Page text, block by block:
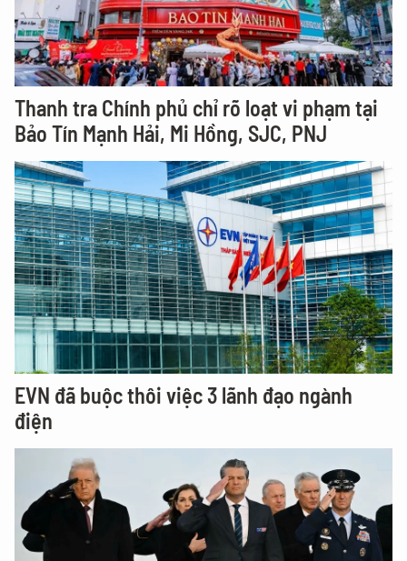
Thanh tra Chính phủ chỉ rõ loạt vi phạm tại
Bảo Tín Mạnh Hải, Mi Hồng, SJC, PNJ
EVN đã buộc thôi việc 3 lãnh đạo ngành
điện